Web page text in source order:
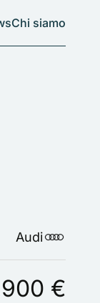
Chi siamo
Audi
€